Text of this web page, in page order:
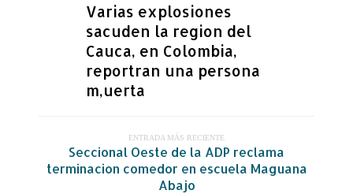
Varias explosiones
sacuden la region del
Cauca, en Colombia,
reportran una persona
m,uerta
ENTRADA MÁS RECIENTE
Seccional Oeste de la ADP reclama
terminacion comedor en escuela Maguana
Abajo